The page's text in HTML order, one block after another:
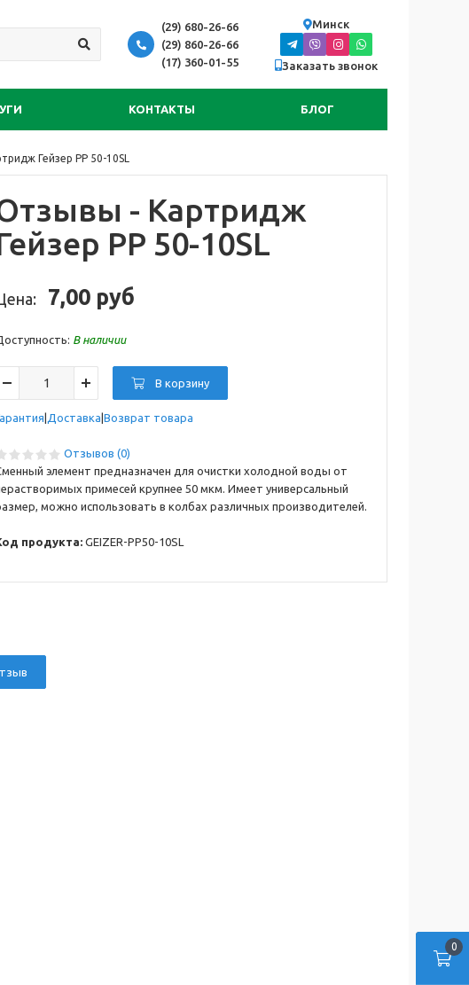
(29) 680-26-66
(29) 860-26-66
(17) 360-01-55
Минск
Заказать звонок
КОНТАКТЫ БЛОГ
0
Гейзер PP 50-10SL
- Картридж
PP 50-10SL
7,00 руб
В наличии
В корзину
Доставка Возврат товара
Отзывов (0)
элемент предназначен для очистки холодной воды от
примесей крупнее 50 мкм. Имеет универсальный
можно использовать в колбах различных производителей.
продукта: GEIZER-PP50-10SL